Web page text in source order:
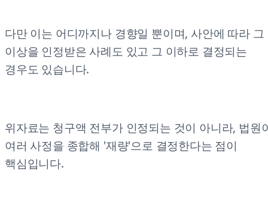
다만 이는 어디까지나 경향일 뿐이며, 사안에 따라 그
이상을 인정받은 사례도 있고 그 이하로 결정되는
경우도 있습니다.
위자료는 청구액 전부가 인정되는 것이 아니라, 법원
여러 사정을 종합해 '재량'으로 결정한다는 점이
핵심입니다.